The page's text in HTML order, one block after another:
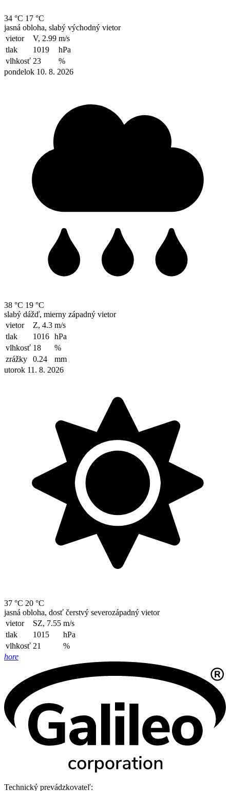
34 °C 17 °C
jasná obloha, slabý východný vietor
vietor
V, 2.99 m/s
tlak
1019
hPa
vlhkosť 23
%
pondelok 10. 8. 2026
38 °C 19 °C
slabý dážď, mierny západný vietor
vietor
Z, 4.3 m/s
tlak
1016 hPa
vlhkosť 18
%
zrážky
0.24
mm
utorok 11. 8. 2026
37 °C 20 °C
jasná obloha, dosť čerstvý severozápadný vietor
vietor
SZ, 7.55 m/s
tlak
1015
hPa
vlhkosť 21
%
hore
Technický prevádzkovateľ: